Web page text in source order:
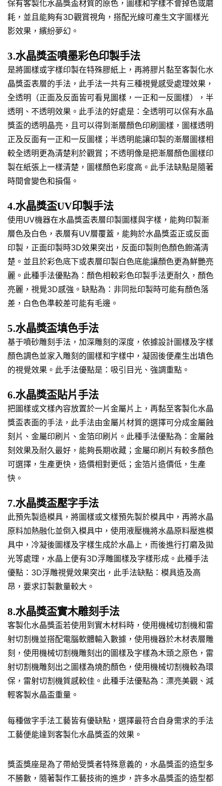
保有客製化水晶獎盃材質的原色，圖樣和字樣不會掉色或磨
耗，並且能夠有3D觀賞視角，搭配光線可產生文字圖樣光
影效果，繽紛夢幻。
3.水晶獎盃噴墨彩色印製手法
是將圖樣或字樣印製在特殊膠紙上，再將膠片黏至客製化水
晶獎盃表層的手法，此手法一共有三種視覺感受處理效果，
全透明（正面及反面皆可看見圖樣，一正和一反圖樣），半
透明、不透明效果。此手法的好處是：全透明可以保有水晶
獎盃的透明晶亮，且可以得到漸層顏色印刷圖樣，圖樣透明
正及反面有一正和一反圖樣；半透明能讓印製的漸層圖樣相
較全透明更為清楚利於觀賞；不透明像是把漸層顏色圖樣印
製在紙張上一樣清楚，圖樣顏色彩度高。此手法缺點是隨著
時間會變色和損傷。
4.水晶獎盃UV印製手法
使用UV機器在水晶獎盃表層印製圖樣與字樣，能夠印製漸
層色及白色，表層有UV層覆蓋，能夠於水晶獎盃正或反面
印製，正面印製時3D效果突出，反面印製則色顏色飽滿清
楚。並且於彩色底下或表層印製白色底能讓顏色更為鮮艷亮
麗。此種手法優點為：顏色相較彩色印製手法更耐久，顏色
亮麗，視覺3D感強。缺點為：非同批印製時可能有顏色落
差，白色色準較差可能有毛邊。
5.水晶獎盃填色手法
基于噴砂雕刻手法，加深雕刻的深度，依據設計圖樣及字樣
顏色調色並家入雕刻的圖樣和字樣中，凝固後便產生出填色
的視覺效果。此手法優點是：吸引目光、強調重點。
6.水晶獎盃貼片手法
把圖樣或文樣內容放置於一片金屬片上，再黏至客製化水晶
獎盃表面的手法，此手法由金屬片材質的選擇可分成金屬蝕
刻片、金屬印刷片、金箔印刷片。此種手法優點為：金屬蝕
刻效果及耐久最好，能夠長期收藏；金屬印刷片有較多顏色
可選擇，生產更快，造價相對更低；金箔片造價低，生產
快。
7.水晶獎盃壓字手法
此預先製造模具，將圖樣或文樣預先製於模具中，再將水晶
原料加熱融化並倒入模具中，使用液壓機將水晶原料壓進模
具中，冷凝後圖樣及字樣生成於水晶上，而後進行打磨及拋
光等處理，水晶上便有3D浮雕圖樣及字樣形成。此種手法
優點：3D浮雕視覺效果突出，此手法缺點：模具造及高
昂，要求訂製數量較大。
8.水晶獎盃實木雕刻手法
客製化水晶獎盃若使用到實木材料時，使用機械切割機和雷
射切割機並搭配電腦軟體輸入數據，使用機器於木材表層雕
刻，使用機械切割機雕刻出的圖樣及字樣為木頭之原色，雷
射切割機雕刻出之圖樣為燒酌顏色，使用機械切割機較為環
保，雷射切割機質感較佳。此種手法優點為：漂亮美觀、減
輕客製水晶盃重量。
每種做字手法工藝皆有優缺點，選擇最符合自身需求的手法
工藝便能達到客製化水晶獎盃的效果。
獎盃獎座是為了帶給受獎者特殊意義的，水晶獎盃的造型多
不勝數，隨著製作工藝技術的進步，許多水晶獎盃的造型都